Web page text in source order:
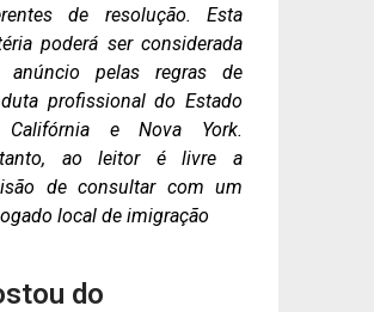
de resolução. Esta
poderá ser considerada
anúncio pelas regras de
profissional do Estado
e Nova York.
ao leitor é livre a
de consultar com um
local de imigração
do